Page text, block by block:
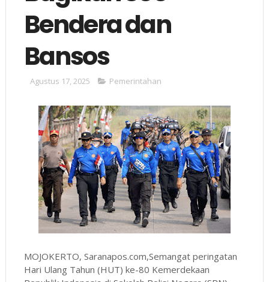
Bendera dan
Bansos
Agustus 17, 2025 Pemerintahan
MOJOKERTO, Saranapos.com,Semangat peringatan
Hari Ulang Tahun (HUT) ke-80 Kemerdekaan